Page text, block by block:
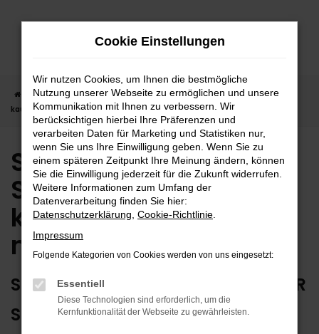
Zum
Startseite Stuttgart Suzuki
Suzuki Vitara in Stuttgart günstig
kaufen | Lieferservice nach Stuttgart
Suzuki Vitara in
Stuttgart günstig
kaufen | Lieferservice
nach Stuttgart
SUZUKI VITARA – ERSTKLASSIG FÜR
STUTTGART GEEIGNET
Cookie Einstellungen
Wir nutzen Cookies, um Ihnen die bestmögliche
Nutzung unserer Webseite zu ermöglichen und unsere
Kommunikation mit Ihnen zu verbessern. Wir
berücksichtigen hierbei Ihre Präferenzen und
verarbeiten Daten für Marketing und Statistiken nur,
wenn Sie uns Ihre Einwilligung geben. Wenn Sie zu
einem späteren Zeitpunkt Ihre Meinung ändern, können
Sie die Einwilligung jederzeit für die Zukunft widerrufen.
Weitere Informationen zum Umfang der
Datenverarbeitung finden Sie hier:
Datenschutzerklärung Cookie-Richtlinie
Impressum
Folgende Kategorien von Cookies werden von uns eingesetzt:
Essentiell
Diese Technologien sind erforderlich, um die
Kernfunktionalität der Webseite zu gewährleisten.